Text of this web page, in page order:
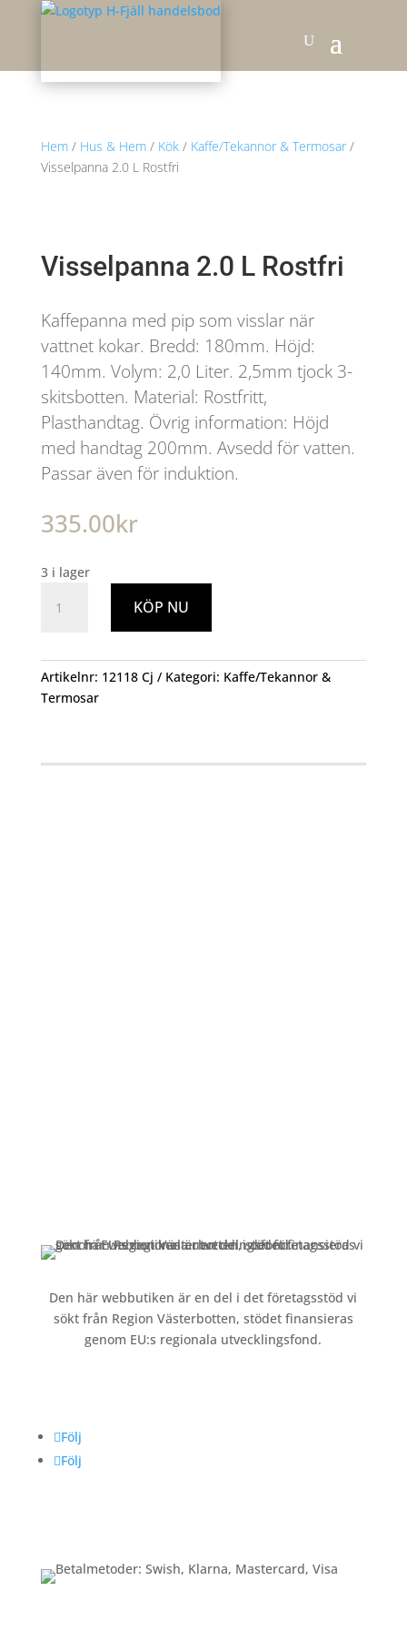
Hem/ Hus & Hem/ Kök/ Kaffe/Tekannor & Termosar/
Visselpanna 2.0 L Rostfri
Visselpanna 2.0 L Rostfri
Kaffepanna med pip som visslar när
vattnet kokar. Bredd: 180mm. Höjd:
140mm. Volym: 2,0 Liter. 2,5mm tjock 3-
skitsbotten. Material: Rostfritt,
Plasthandtag. Övrig information: Höjd
med handtag 200mm. Avsedd för vatten.
Passar även för induktion.
335.00kr
3 i lager
mängd
KÖP NU
Artikelnr: 12118 Cj Kategori: Kaffe/Tekannor &
Termosar
Den här webbutiken är en del i det företagsstöd vi
sökt från Region Västerbotten, stödet finansieras
genom EU:s regionala utvecklingsfond.
Följ
Följ